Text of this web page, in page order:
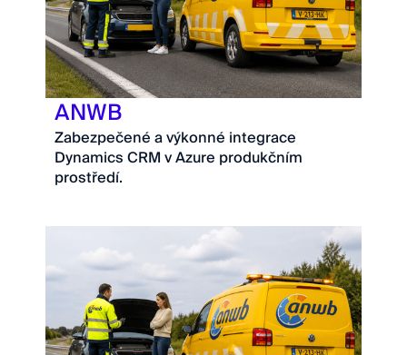
ANWB
Zabezpečené a výkonné integrace
Dynamics CRM v Azure produkčním
prostředí.